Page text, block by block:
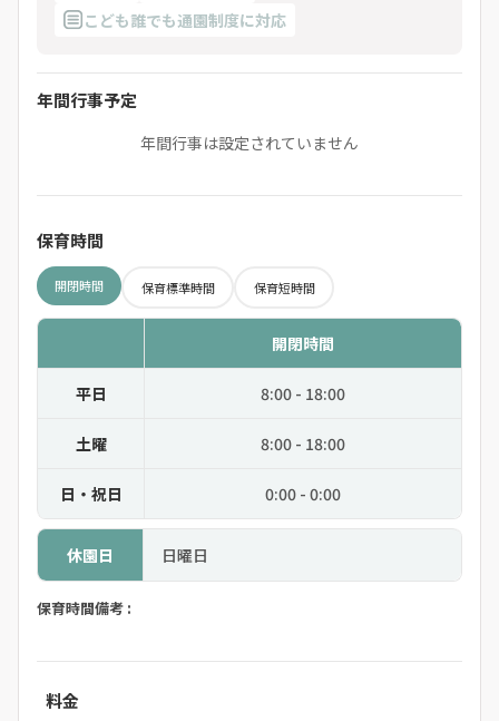
こども誰でも通園制度に対応
年間行事予定
年間行事は設定されていません
保育時間
開閉時間 保育標準時間 保育短時間
開閉時間
平日 8:00 - 18:00
土曜 8:00 - 18:00
日・祝日 0:00 - 0:00
休園日 日曜日
保育時間備考 :
料金